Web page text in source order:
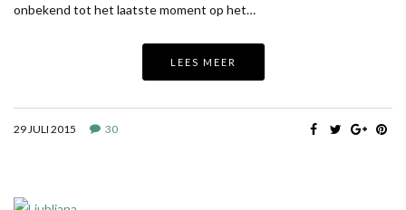
onbekend tot het laatste moment op het…
LEES MEER
29 JULI 2015 30